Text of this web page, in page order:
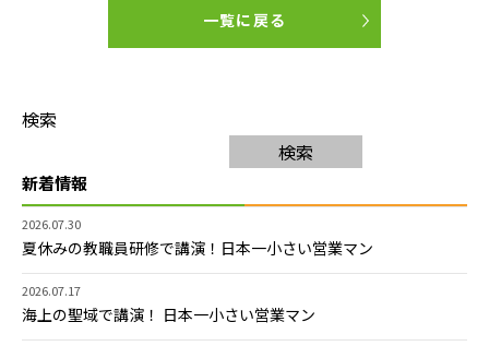
一覧に戻る
検索
検索
新着情報
2026.07.30
夏休みの教職員研修で講演！日本一小さい営業マン
2026.07.17
海上の聖域で講演！ 日本一小さい営業マン